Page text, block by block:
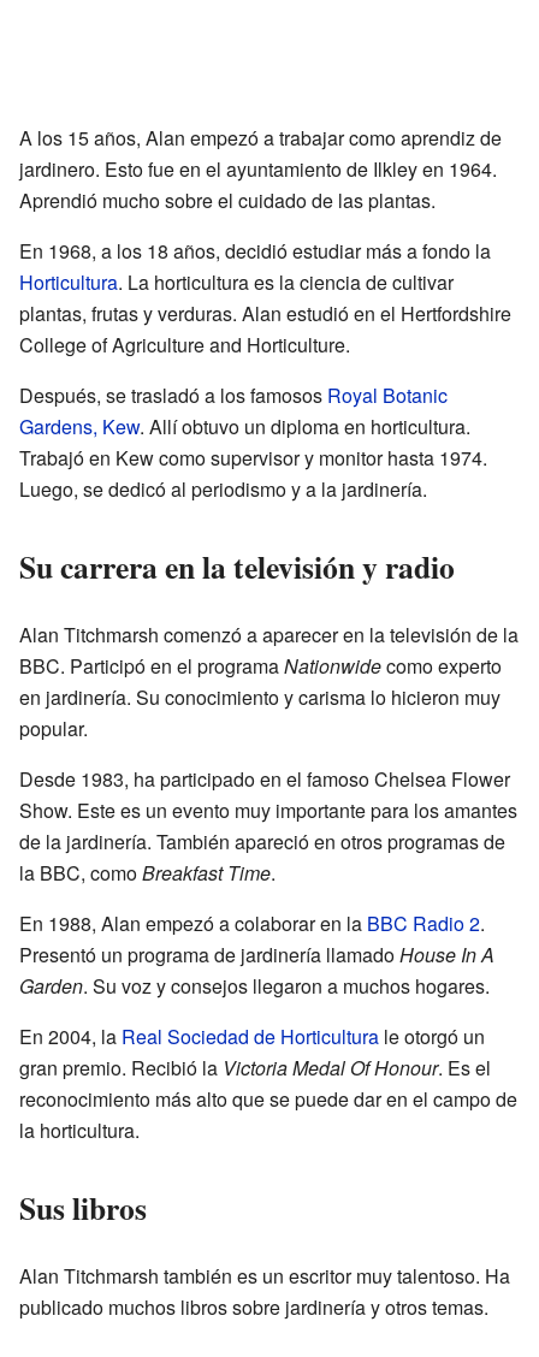
A los 15 años, Alan empezó a trabajar como aprendiz de
jardinero. Esto fue en el ayuntamiento de Ilkley en 1964.
Aprendió mucho sobre el cuidado de las plantas.
En 1968, a los 18 años, decidió estudiar más a fondo la
Horticultura. La horticultura es la ciencia de cultivar
plantas, frutas y verduras. Alan estudió en el Hertfordshire
College of Agriculture and Horticulture.
Después, se trasladó a los famosos Royal Botanic
Gardens, Kew. Allí obtuvo un diploma en horticultura.
Trabajó en Kew como supervisor y monitor hasta 1974.
Luego, se dedicó al periodismo y a la jardinería.
Su carrera en la televisión y radio
Alan Titchmarsh comenzó a aparecer en la televisión de la
BBC. Participó en el programaNationwidecomo experto
en jardinería. Su conocimiento y carisma lo hicieron muy
popular.
Desde 1983, ha participado en el famoso Chelsea Flower
Show. Este es un evento muy importante para los amantes
de la jardinería. También apareció en otros programas de
la BBC, comoBreakfast Time.
En 1988, Alan empezó a colaborar en la BBC Radio 2.
Presentó un programa de jardinería llamadoHouse In A
Garden. Su voz y consejos llegaron a muchos hogares.
En 2004, la Real Sociedad de Horticultura le otorgó un
gran premio. Recibió la Victoria Medal Of Honour. Es el
reconocimiento más alto que se puede dar en el campo de
la horticultura.
Sus libros
Alan Titchmarsh también es un escritor muy talentoso. Ha
publicado muchos libros sobre jardinería y otros temas.